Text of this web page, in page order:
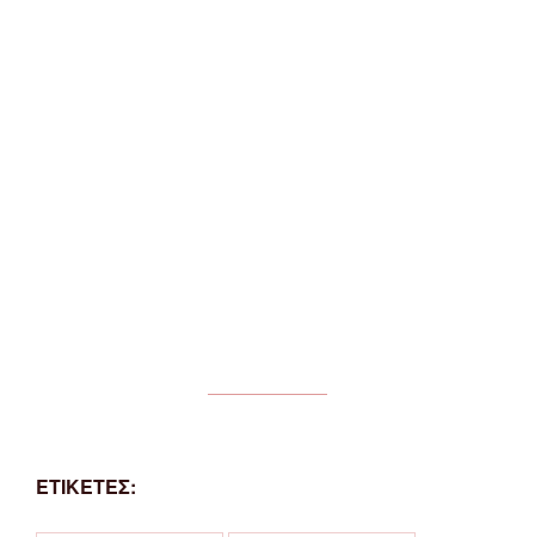
ΕΤΙΚΕΤΕΣ: